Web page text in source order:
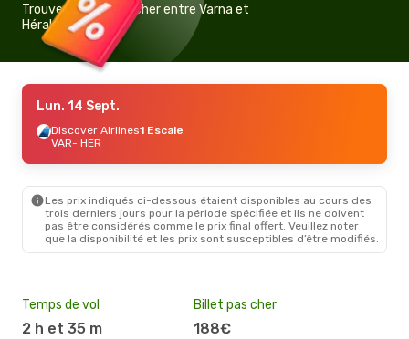
Trouvez un vol pas cher entre Varna et
Héraklion
Lun. 14 Sept.
Discover Airlines1 Escale
VAR- HER
Les prix indiqués ci-dessous étaient disponibles au cours des
trois derniers jours pour la période spécifiée et ils ne doivent
pas être considérés comme le prix final offert. Veuillez noter
que la disponibilité et les prix sont susceptibles d’être modifiés.
Temps de vol
2 h et 35 m
Billet pas cher
188€